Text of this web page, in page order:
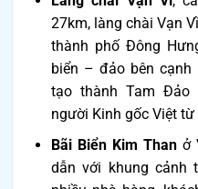
27km, làng chài Vạn
thành phố Đông
biển – đảo bên
tạo thành Tam Đảo
người Kinh gốc Việt từ
Bãi Biển Kim Thanở
dẫn với khung cảnh